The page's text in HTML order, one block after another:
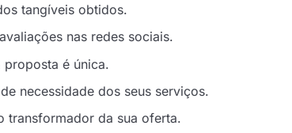
tangíveis obtidos.
nas redes sociais.
proposta é única.
necessidade dos seus serviços.
transformador da sua oferta.